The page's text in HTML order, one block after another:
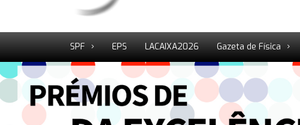
SPF EPS LACAIXA2026 Gazeta de Física